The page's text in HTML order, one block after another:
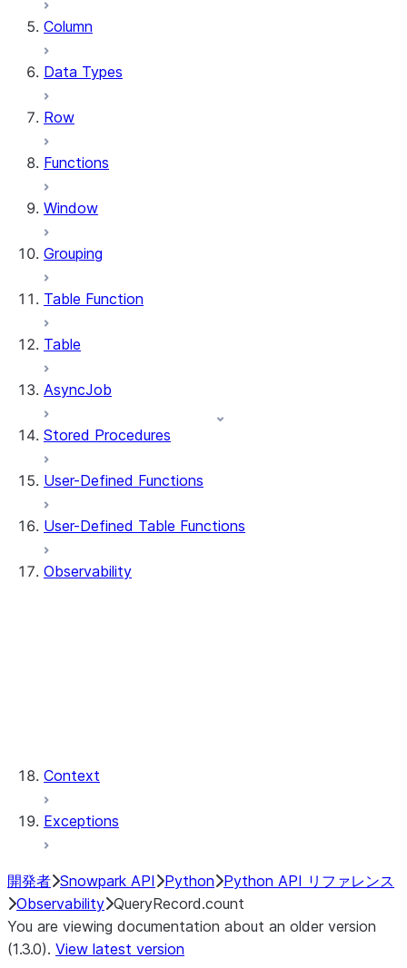
Column
Data Types
Row
Functions
Window
Grouping
Table Function
Table
AsyncJob
Stored Procedures
User-Defined Functions
User-Defined Table Functions
Observability
Context
Exceptions
開発者 Snowpark API Python Python API リファレンス
Observability QueryRecord.count
You are viewing documentation about an older version
(1.3.0). View latest version